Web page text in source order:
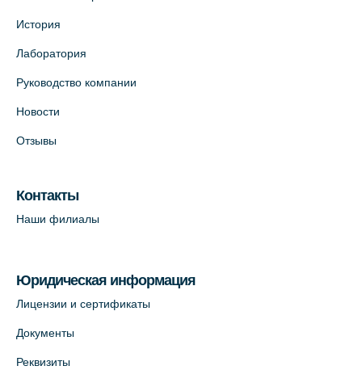
История
Лаборатория
Руководство компании
Новости
Отзывы
Контакты
Наши филиалы
Юридическая информация
Лицензии и сертификаты
Документы
Реквизиты